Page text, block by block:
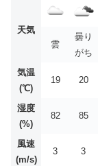
天気
雲
曇り
がち
気温
(℃)
19 20
湿度
(%)
82 85
風速
(m/s)
3 3